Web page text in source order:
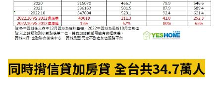
同時揹信貸加房貸 全台共34.7萬人